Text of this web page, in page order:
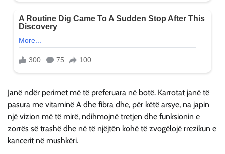
Janë ndër perimet më të preferuara në botë. Karrotat janë të
pasura me vitaminë A dhe fibra dhe, për këtë arsye, na japin
një vizion më të mirë, ndihmojnë tretjen dhe funksionin e
zorrës së trashë dhe në të njëjtën kohë të zvogëlojë rrezikun e
kancerit në mushkëri.